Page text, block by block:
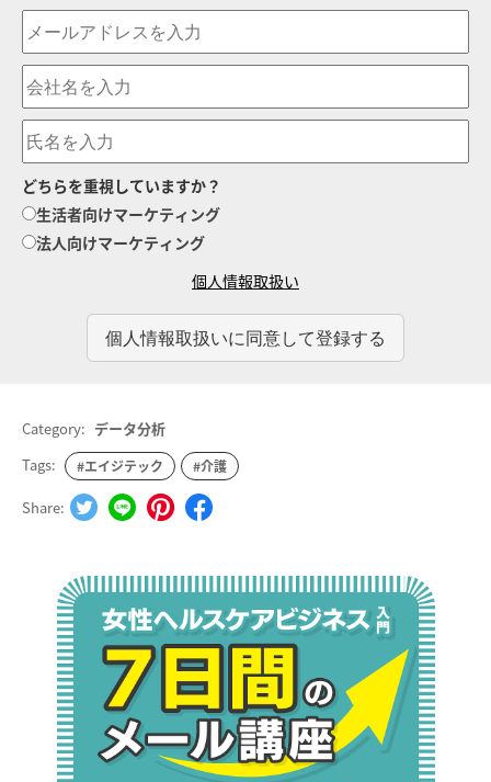
どちらを重視していますか？
生活者向けマーケティング
法人向けマーケティング
個人情報取扱い
Category: データ分析
Tags:
#エイジテック #介護
Share: